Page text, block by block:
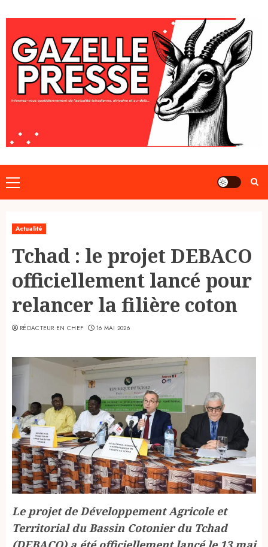
to
content
Primary
Menu
Actualité
Tchad : le projet DEBACO
officiellement lancé pour
relancer la filière coton
RÉDACTEUR EN CHEF 16 MAI 2026
Le projet de Développement Agricole et
Territorial du Bassin Cotonier du Tchad